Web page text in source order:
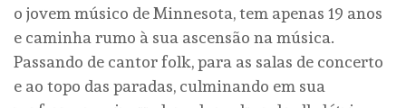
o jovem músico de Minnesota, tem apenas 19 anos
e caminha rumo à sua ascensão na música.
Passando de cantor folk, para as salas de concerto
e ao topo das paradas, culminando em sua